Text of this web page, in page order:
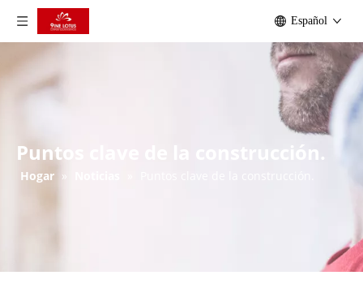
Español
Puntos clave de la construcción.
Hogar »